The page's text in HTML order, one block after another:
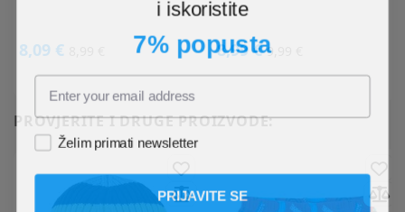
8,09 € 8,99 € 9,99 €
PROVJERITE I DRUGE PROIZVODE:
7% popusta
Želim primati newsletter
PRIJAVITE SE